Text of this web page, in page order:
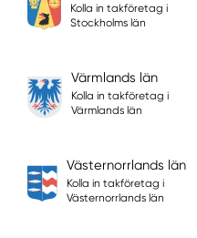
Kolla in takföretag i
Stockholms län
Värmlands län
Kolla in takföretag i
Värmlands län
Västernorrlands län
Kolla in takföretag i
Västernorrlands län